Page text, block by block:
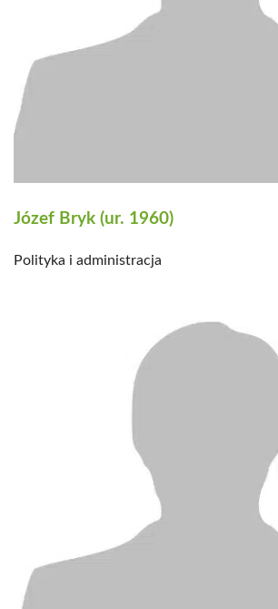
Józef Bryk (ur. 1960)
Polityka i administracja